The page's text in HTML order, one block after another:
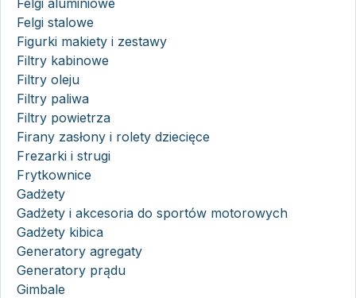
Felgi stalowe
Figurki makiety i zestawy
Filtry kabinowe
Filtry oleju
Filtry paliwa
Filtry powietrza
Firany zasłony i rolety dziecięce
Frezarki i strugi
Frytkownice
Gadżety
Gadżety i akcesoria do sportów motorowych
Gadżety kibica
Generatory agregaty
Generatory prądu
Gimbale